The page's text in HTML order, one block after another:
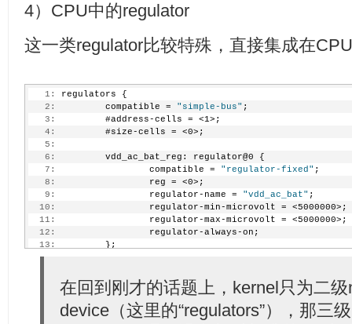
4）CPU中的regulator
这一类regulator比较特殊，直接集成在
   1:
regulators {
   2:
         compatible =
"simple-bus" ;
   3:
         #address-cells = <1>;
   4:
         #size-cells = <0>;
   5:
   6:
         vdd_ac_bat_reg: regulator@0 {
   7:
                 compatible =
"regulator-fixed" ;
   8:
                 reg = <0>;
   9:
                 regulator-name =
"vdd_ac_bat" ;
  10:
                 regulator-min-microvolt = <5000000>;
  11:
                 regulator-max-microvolt = <5000000>;
  12:
                 regulator-always-on;
  13:
         };
  14:
                 compatible =
"regulator-fixed" ;
                 reg = <1>;
                 regulator-name =
"dvdd_ts"
                 regulator-min-microvolt = <1800000>;
在回到刚才的话题上，kernel只为二
device（这里的“regulators”），那三